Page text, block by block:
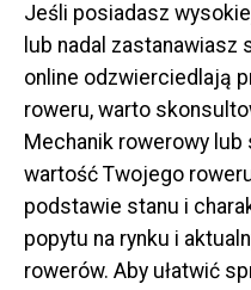
Jeśli posiadasz
lub nadal zastanawiasz
online odzwierciedlają
roweru, warto
Mechanik rowerowy
wartość Twojego
podstawie stanu i
popytu na rynku i
rowerów. Aby ułatwić